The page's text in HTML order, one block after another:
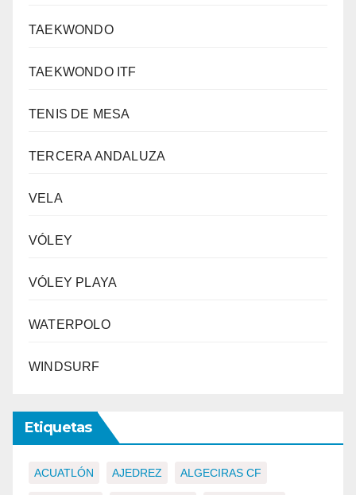
TAEKWONDO
TAEKWONDO ITF
TENIS DE MESA
TERCERA ANDALUZA
VELA
VÓLEY
VÓLEY PLAYA
WATERPOLO
WINDSURF
Etiquetas
ACUATLÓN AJEDREZ ALGECIRAS CF